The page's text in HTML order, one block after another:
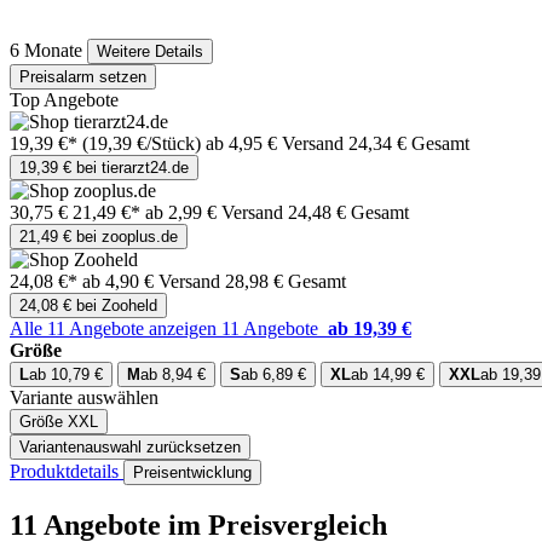
6 Monate
Weitere Details
Preisalarm setzen
Top Angebote
19,39 €* (19,39 €/Stück) ab 4,95 € Versand 24,34 € Gesamt
19,39 € bei tierarzt24.de
30,75 € 21,49 €* ab 2,99 € Versand 24,48 € Gesamt
21,49 € bei zooplus.de
24,08 €* ab 4,90 € Versand 28,98 € Gesamt
24,08 € bei Zooheld
Alle 11 Angebote anzeigen 11 Angebote ab 19,39 €
Größe
Lab 10,79 € Mab 8,94 € Sab 6,89 € XLab 14,99 € XXLab
Variante auswählen
Größe XXL
Variantenauswahl zurücksetzen
Produktdetails Preisentwicklung
11 Angebote im Preisvergleich